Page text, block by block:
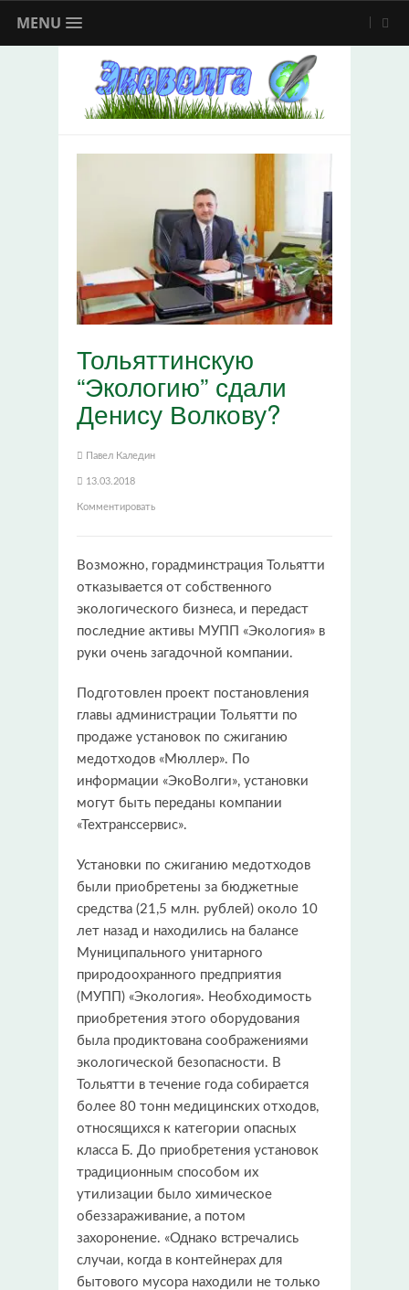
MENU
Тольяттинскую
“Экологию” сдали
Денису Волкову?
Павел Каледин
13.03.2018
Комментировать
Возможно, горадминстрация Тольятти
отказывается от собственного
экологического бизнеса, и передаст
последние активы МУПП «Экология» в
руки очень загадочной компании.
Подготовлен проект постановления
главы администрации Тольятти по
продаже установок по сжиганию
медотходов «Мюллер». По
информации «ЭкоВолги», установки
могут быть переданы компании
«Техтранссервис».
Установки по сжиганию медотходов
были приобретены за бюджетные
средства (21,5 млн. рублей) около 10
лет назад и находились на балансе
Муниципального унитарного
природоохранного предприятия
(МУПП) «Экология». Необходимость
приобретения этого оборудования
была продиктована соображениями
экологической безопасности. В
Тольятти в течение года собирается
более 80 тонн медицинских отходов,
относящихся к категории опасных
класса Б. До приобретения установок
традиционным способом их
утилизации было химическое
обеззараживание, а потом
захоронение. «Однако встречались
случаи, когда в контейнерах для
бытового мусора находили не только